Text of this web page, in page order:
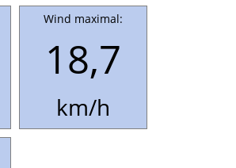
Wind maximal:
18,7
km/h